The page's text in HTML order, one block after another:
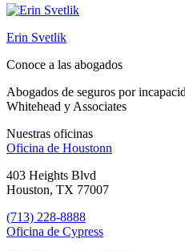
Erin Svetlik
Conoce a las abogados
Abogados de seguros por
Whitehead y Associates
Nuestras oficinas
Oficina de Houstonn
403 Heights Blvd
Houston, TX 77007
(713) 228-8888
Oficina de Cypress